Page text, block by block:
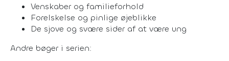
Venskaber og familieforhold
Forelskelse og pinlige øjeblikke
De sjove og svære sider af at være ung
Andre bøger i serien: